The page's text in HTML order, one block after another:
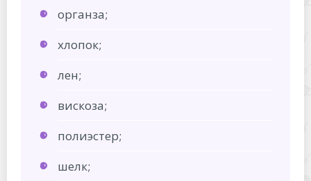
органза;
хлопок;
лен;
вискоза;
полиэстер;
шелк;